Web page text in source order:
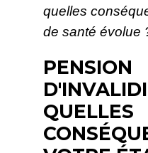
quelles
de santé évolue
PENSION
QUELLES